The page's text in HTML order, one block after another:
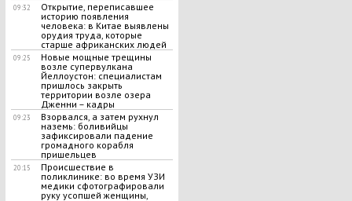
09:32
Открытие, переписавшее
историю появления
человека: в Китае выявлены
орудия труда, которые
старше африканских людей
09:25
Новые мощные трещины
возле супервулкана
Йеллоустон: специалистам
пришлось закрыть
территории возле озера
Дженни – кадры
09:23
Взорвался, а затем рухнул
наземь: боливийцы
зафиксировали падение
громадного корабля
пришельцев
20:15
Происшествие в
поликлинике: во время УЗИ
медики сфотографировали
руку усопшей женщины,